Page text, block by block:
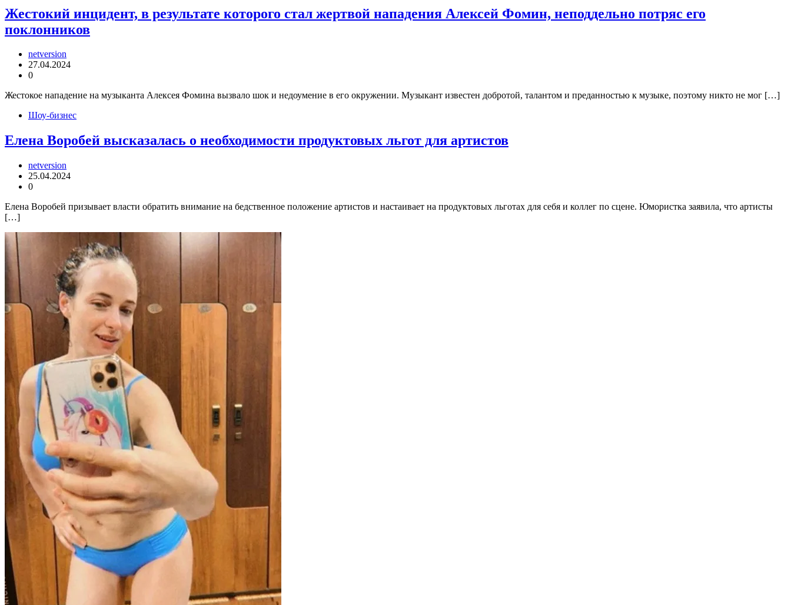
Жестокий инцидент, в результате которого стал жертвой нападения Алексей Фомин, неподдельно потряс его
поклонников
netversion
27.04.2024
0
Жестокое нападение на музыканта Алексея Фомина вызвало шок и недоумение в его окружении. Музыкант известен добротой, талантом и преданностью к музыке, поэтому никто не мог […]
Шоу-бизнес
Елена Воробей высказалась о необходимости продуктовых льгот для артистов
netversion
25.04.2024
0
Елена Воробей призывает власти обратить внимание на бедственное положение артистов и настаивает на продуктовых льготах для себя и коллег по сцене. Юмористка заявила, что артисты
[…]